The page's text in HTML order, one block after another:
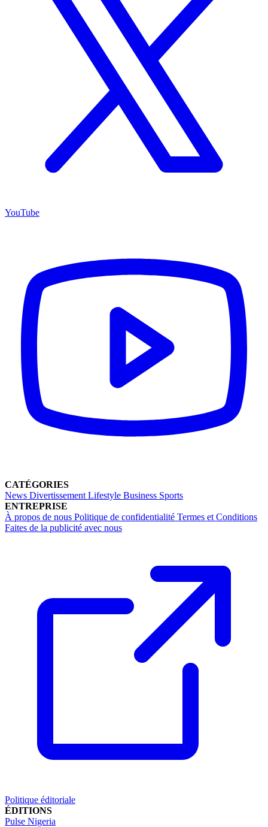
YouTube
CATÉGORIES
News Divertissement Lifestyle Business Sports
ENTREPRISE
À propos de nous Politique de confidentialité Termes et Conditions
Faites de la publicité avec nous
Politique éditoriale
ÉDITIONS
Pulse Nigeria